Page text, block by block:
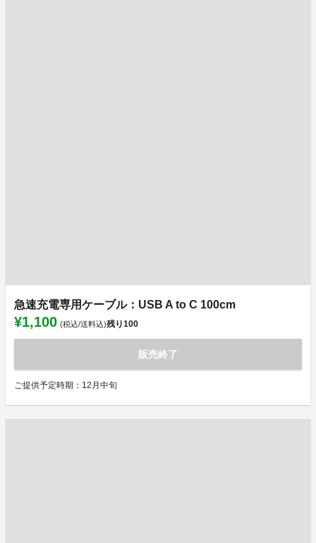
急速充電専用ケーブル：USB A to C 100cm
¥1,100 (税込/送料込)残り100
販売終了
ご提供予定時期：12月中旬